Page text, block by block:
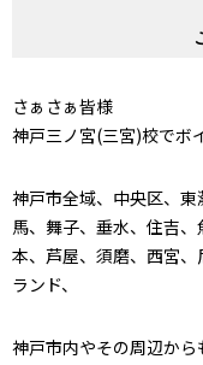
さぁさぁ皆様
神戸三ノ宮(三宮)校でボ
神戸市全域、中央区、
馬、舞子、垂水、住吉
本、芦屋、須磨、西宮、
ランド、
神戸市内やその周辺から